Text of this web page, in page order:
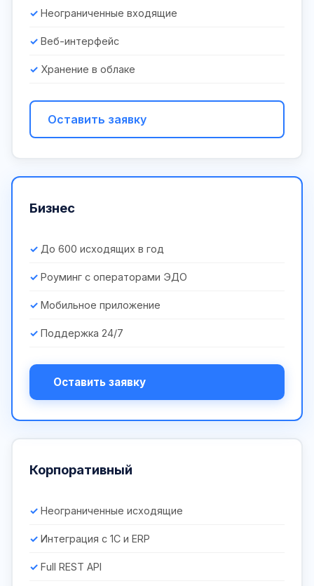
Неограниченные входящие
Веб-интерфейс
Хранение в облаке
Оставить заявку
Бизнес
До 600 исходящих в год
Роуминг с операторами ЭДО
Мобильное приложение
Поддержка 24/7
Оставить заявку
Корпоративный
Неограниченные исходящие
Интеграция с 1С и ERP
Full REST API